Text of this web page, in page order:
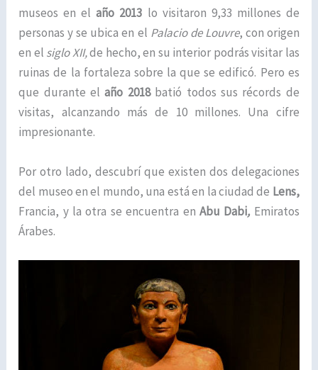
museos en elaño 2013 lo visitaron 9,33 millones de
personas y se ubica en el Palacio de Louvre, con origen
en el siglo XII,de hecho, en su interior podrás visitar las
ruinas de la fortaleza sobre la que se edificó. Pero es
que durante elaño 2018batió todos sus récords de
visitas, alcanzando más de 10 millones. Una cifre
impresionante.
Por otro lado, descubrí que existen dos delegaciones
del museo en el mundo, una está en la ciudad de Lens,
Francia, y la otra se encuentra enAbu Dabi, Emiratos
Árabes.